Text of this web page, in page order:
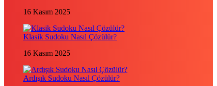
16 Kasım 2025
Klasik Sudoku Nasıl Çözülür?
16 Kasım 2025
Ardışık Sudoku Nasıl Çözülür?